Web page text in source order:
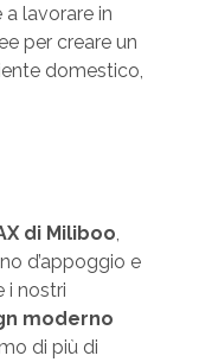
lavorare in
per creare un
domestico,
di Miliboo,
d’appoggio e
i nostri
moderno
di più di